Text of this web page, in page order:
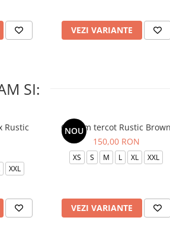
VEZI VARIANTE
SI:
Rustic
XXL
NOU
Costum tercot Rustic Brown
150,00 RON
XS S M L XL XXL
VEZI VARIANTE